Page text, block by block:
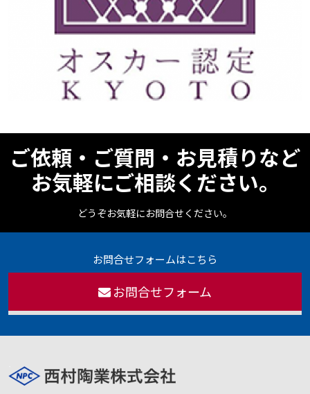
ご依頼・ご質問・お見積りなど
お気軽にご相談ください。
どうぞお気軽にお問合せください。
お問合せフォームはこちら
お問合せフォーム